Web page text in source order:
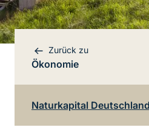
Zurück zu
Ökonomie
Naturkapital